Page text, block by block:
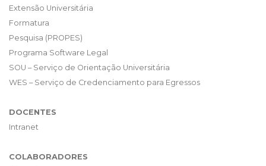
Extensão Universitária
Formatura
Pesquisa (PROPES)
Programa Software Legal
SOU – Serviço de Orientação Universitária
WES – Serviço de Credenciamento para Egressos
DOCENTES
Intranet
COLABORADORES